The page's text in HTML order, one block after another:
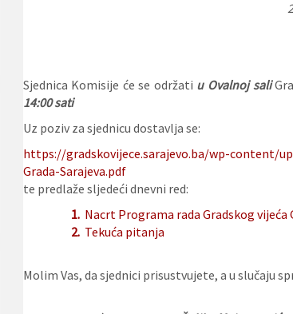
Sjednica Komisije će se održati u Ovalnoj sali
14:00 sati
Uz poziv za sjednicu dostavlja se:
https://gradskovijece.sarajevo.ba/wp-content/
Grada-Sarajeva.pdf
te predlaže sljedeći dnevni red:
1. Nacrt Programa rada Gradskog vijeća
2. Tekuća pitanja
Molim Vas, da sjednici prisustvujete, a u slučaju